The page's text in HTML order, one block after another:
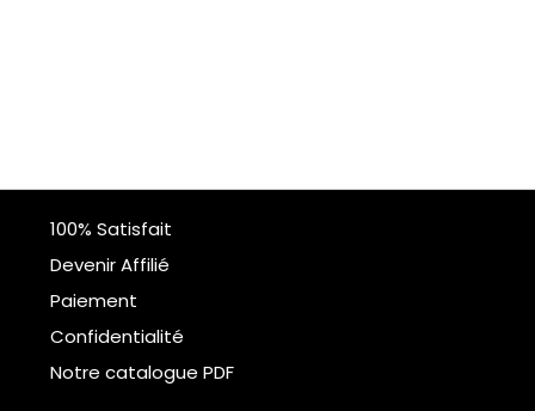
100% Satisfait
Devenir Affilié
Paiement
Confidentialité
Notre catalogue PDF